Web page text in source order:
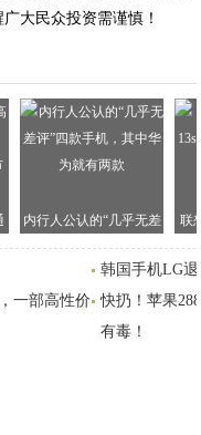
大民众投资需谨慎！
内行人公认的“几乎无差
评”四款手机，其中华为
就有两款
联
是
韩国手机LG
一部高性价
快扔！苹果
有毒！